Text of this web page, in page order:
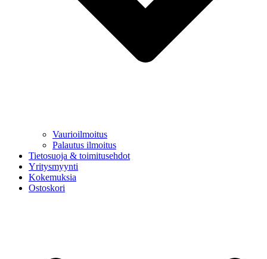
Vaurioilmoitus
Palautus ilmoitus
Tietosuoja & toimitusehdot
Yritysmyynti
Kokemuksia
Ostoskori